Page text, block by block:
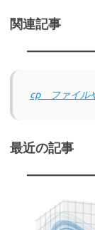
関連記事
cp ファイル
最近の記事